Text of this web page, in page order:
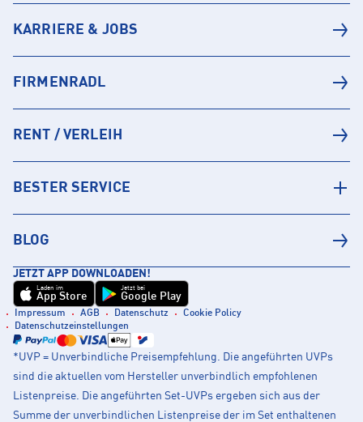
KARRIERE & JOBS
FIRMENRADL
RENT / VERLEIH
BESTER SERVICE
BLOG
JETZT APP DOWNLOADEN!
Laden im
App Store
Jetzt bei
Google Play
Impressum AGB Datenschutz
Cookie Policy
Datenschutzeinstellungen
*UVP = Unverbindliche Preisempfehlung. Die angeführten UVPs
sind die aktuellen vom Hersteller unverbindlich empfohlenen
Listenpreise. Die angeführten Set-UVPs ergeben sich aus der
Summe der unverbindlichen Listenpreise der im Set enthaltenen